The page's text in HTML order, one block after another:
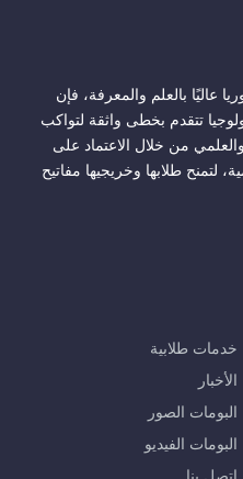
عاليًا بالعلم والمعرفة، فإن
تتقدم بخطى واثقة لتواكب
من خلال الاعتماد على
لتمنح طلابها وخريجيها مفاتيح
خدمات طلابية
الأخبار
البومات الصور
البومات الفيديو